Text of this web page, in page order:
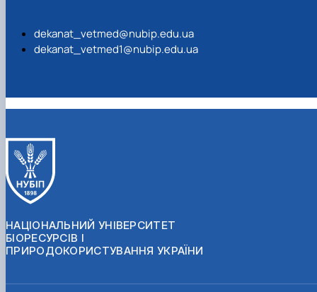
dekanat_vetmed@nubip.edu.ua
dekanat_vetmed1@nubip.edu.ua
НАЦІОНАЛЬНИЙ УНІВЕРСИТЕТ
БІОРЕСУРСІВ І
ПРИРОДОКОРИСТУВАННЯ УКРАЇНИ